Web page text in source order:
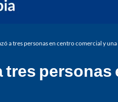
a tres personas en centro comercial y
tres